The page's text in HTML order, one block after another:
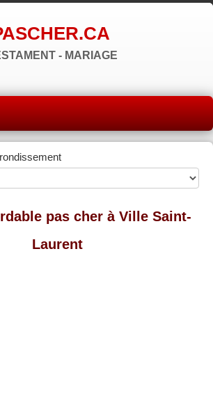
- MARIAGE
pas cher à Ville Saint-
Laurent